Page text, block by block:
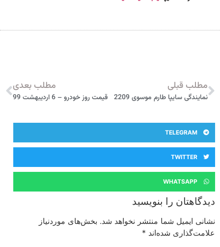
مطلب قبلی
نمایندگی سایپا طارم موسوی 2209
مطلب بعدی
قیمت روز خودرو – 6 اردیبهشت 99
TELEGRAM
TWITTER
WHATSAPP
دیدگاهتان را بنویسید
نشانی ایمیل شما منتشر نخواهد شد. بخش‌های موردنیاز
علامت‌گذاری شده‌اند*